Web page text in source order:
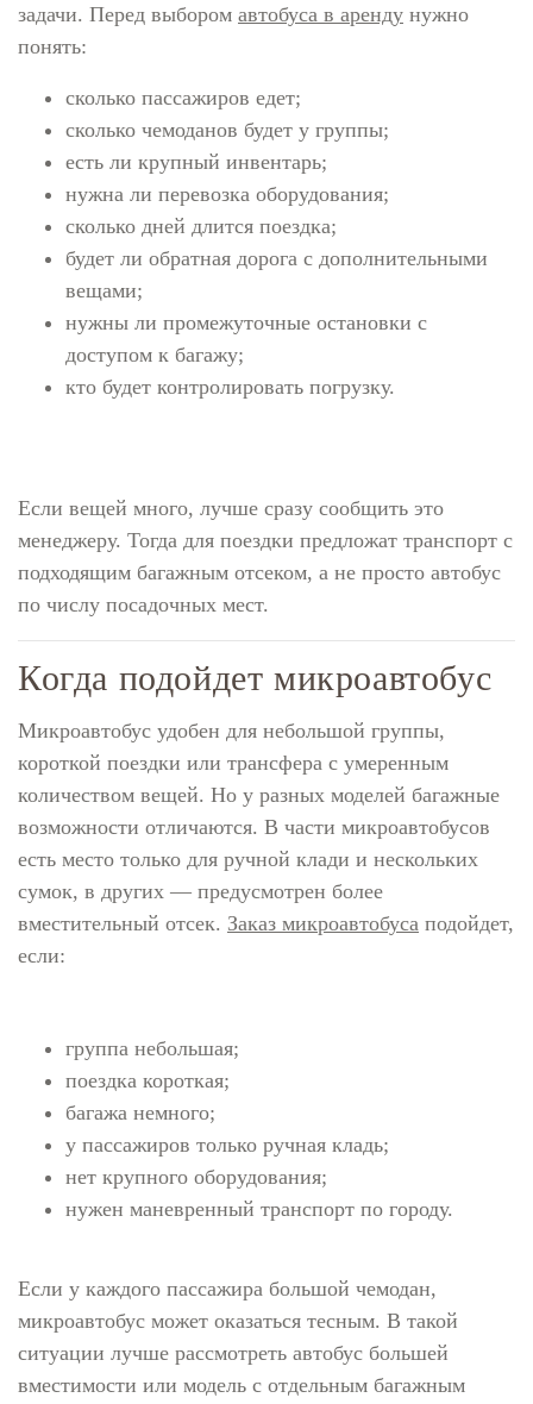
задачи. Перед выбором автобуса в аренду нужно
понять:
сколько пассажиров едет;
сколько чемоданов будет у группы;
есть ли крупный инвентарь;
нужна ли перевозка оборудования;
сколько дней длится поездка;
будет ли обратная дорога с дополнительными
вещами;
нужны ли промежуточные остановки с
доступом к багажу;
кто будет контролировать погрузку.
Если вещей много, лучше сразу сообщить это
менеджеру. Тогда для поездки предложат транспорт с
подходящим багажным отсеком, а не просто автобус
по числу посадочных мест.
Когда подойдет микроавтобус
Микроавтобус удобен для небольшой группы,
короткой поездки или трансфера с умеренным
количеством вещей. Но у разных моделей багажные
возможности отличаются. В части микроавтобусов
есть место только для ручной клади и нескольких
сумок, в других — предусмотрен более
вместительный отсек. Заказ микроавтобуса подойдет,
если:
группа небольшая;
поездка короткая;
багажа немного;
у пассажиров только ручная кладь;
нет крупного оборудования;
нужен маневренный транспорт по городу.
Если у каждого пассажира большой чемодан,
микроавтобус может оказаться тесным. В такой
ситуации лучше рассмотреть автобус большей
вместимости или модель с отдельным багажным